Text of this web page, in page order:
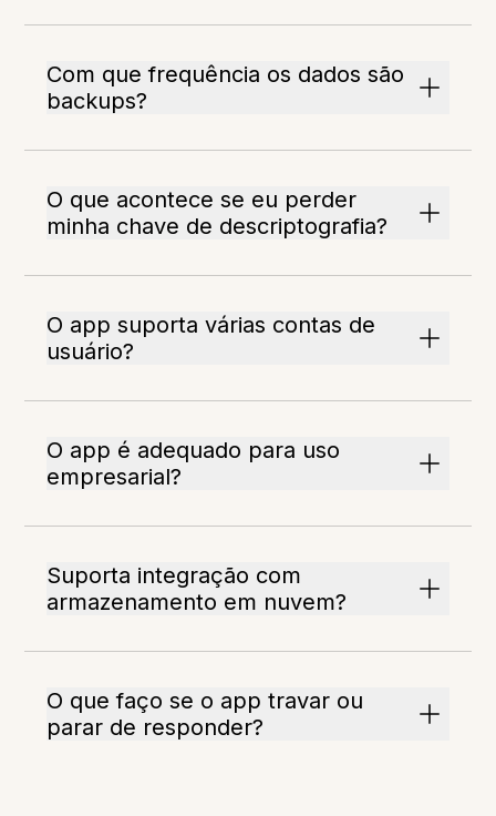
Com que frequência os dados são
backups?
O que acontece se eu perder
minha chave de descriptografia?
O app suporta várias contas de
usuário?
O app é adequado para uso
empresarial?
Suporta integração com
armazenamento em nuvem?
O que faço se o app travar ou
parar de responder?